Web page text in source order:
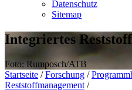
Datenschutz
Sitemap
Integriertes
Foto: Rumposch/ATB
Startseite / Forschung /
Reststoffmanagement /